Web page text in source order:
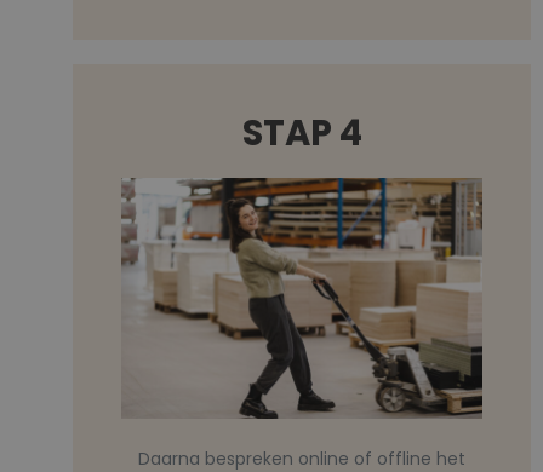
STAP 4
Daarna bespreken online of offline het